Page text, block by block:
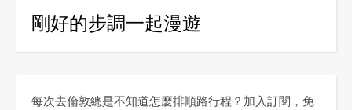
剛好的步調一起漫遊
每次去倫敦總是不知道怎麼排順路行程？加入訂閱，免